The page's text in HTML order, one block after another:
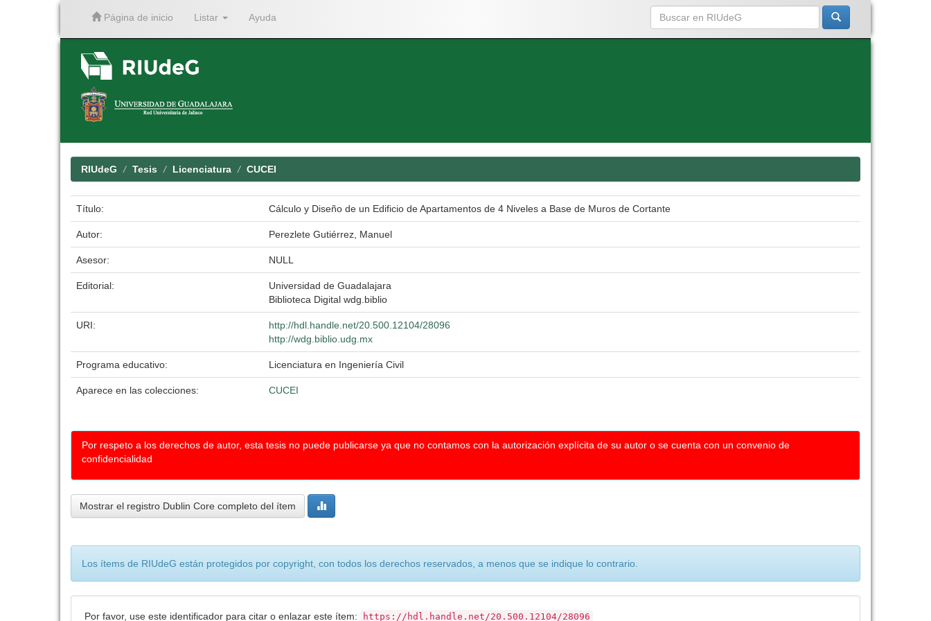
Página de inicio Listar Ayuda
RIUdeG Tesis Licenciatura CUCEI
Título: Cálculo y Diseño de un Edificio de Apartamentos de 4 Niveles a Base de Muros de Cortante
Autor: Perezlete Gutiérrez, Manuel
Asesor: NULL
Editorial:
Universidad de Guadalajara
Biblioteca Digital wdg.biblio
URI:
http://hdl.handle.net/20.500.12104/28096
http://wdg.biblio.udg.mx
Programa educativo: Licenciatura en Ingeniería Civil
Aparece en las colecciones: CUCEI
Por respeto a los derechos de autor, esta tesis no puede publicarse ya que no contamos con la autorización explícita de su autor o se cuenta con un convenio de
confidencialidad
Mostrar el registro Dublin Core completo del ítem
Los ítems de RIUdeG están protegidos por copyright, con todos los derechos reservados, a menos que se indique lo contrario.
Por favor, use este identificador para citar o enlazar este ítem: https://hdl.handle.net/20.500.12104/28096